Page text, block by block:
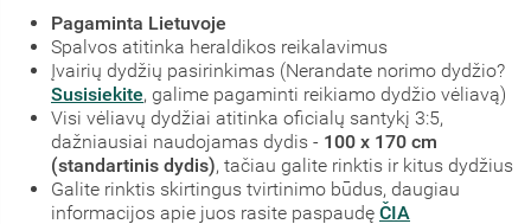
Pagaminta Lietuvoje
Spalvos atitinka heraldikos reikalavimus
Įvairių dydžių pasirinkimas (Nerandate norimo dydžio?
Susisiekite, galime pagaminti reikiamo dydžio vėliavą)
Visi vėliavų dydžiai atitinka oficialų santykį 3:5,
dažniausiai naudojamas dydis - 100 x 170 cm
(standartinis dydis), tačiau galite rinktis ir kitus dydžius
Galite rinktis skirtingus tvirtinimo būdus, daugiau
informacijos apie juos rasite paspaudę ČIA